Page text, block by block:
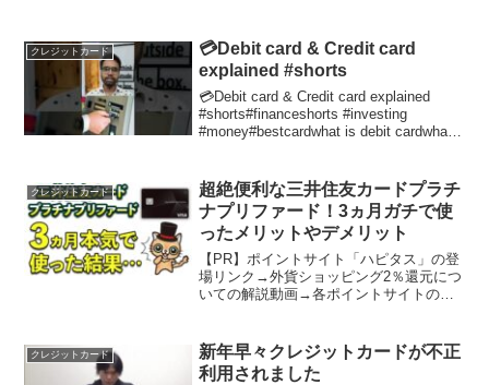
円から学べるYouTubeメンバーシップ⇒
...
クレジットカード
💳Debit card & Credit card
explained #shorts
💳Debit card & Credit card explained
#shorts#financeshorts #investing
#money#bestcardwhat is debit cardwhat
クレジットカード
超絶便利な三井住友カードプラチ
ナプリファード！3ヵ月ガチで使
ったメリットやデメリット
【PR】ポイントサイト「ハピタス」の登
場リンク→外貨ショッピング2％還元につ
いての解説動画→各ポイントサイトの登
ラム使用機材やデスク回りなどはこちら
で...
クレジットカード
新年早々クレジットカードが不正
利用されました